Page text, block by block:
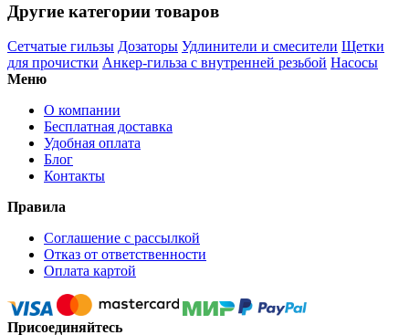
Другие категории товаров
Сетчатые гильзы Дозаторы Удлинители и смесители Щетки
для прочистки Анкер-гильза с внутренней резьбой Насосы
Меню
О компании
Бесплатная доставка
Удобная оплата
Блог
Контакты
Правила
Соглашение с рассылкой
Отказ от ответственности
Оплата картой
Присоединяйтесь